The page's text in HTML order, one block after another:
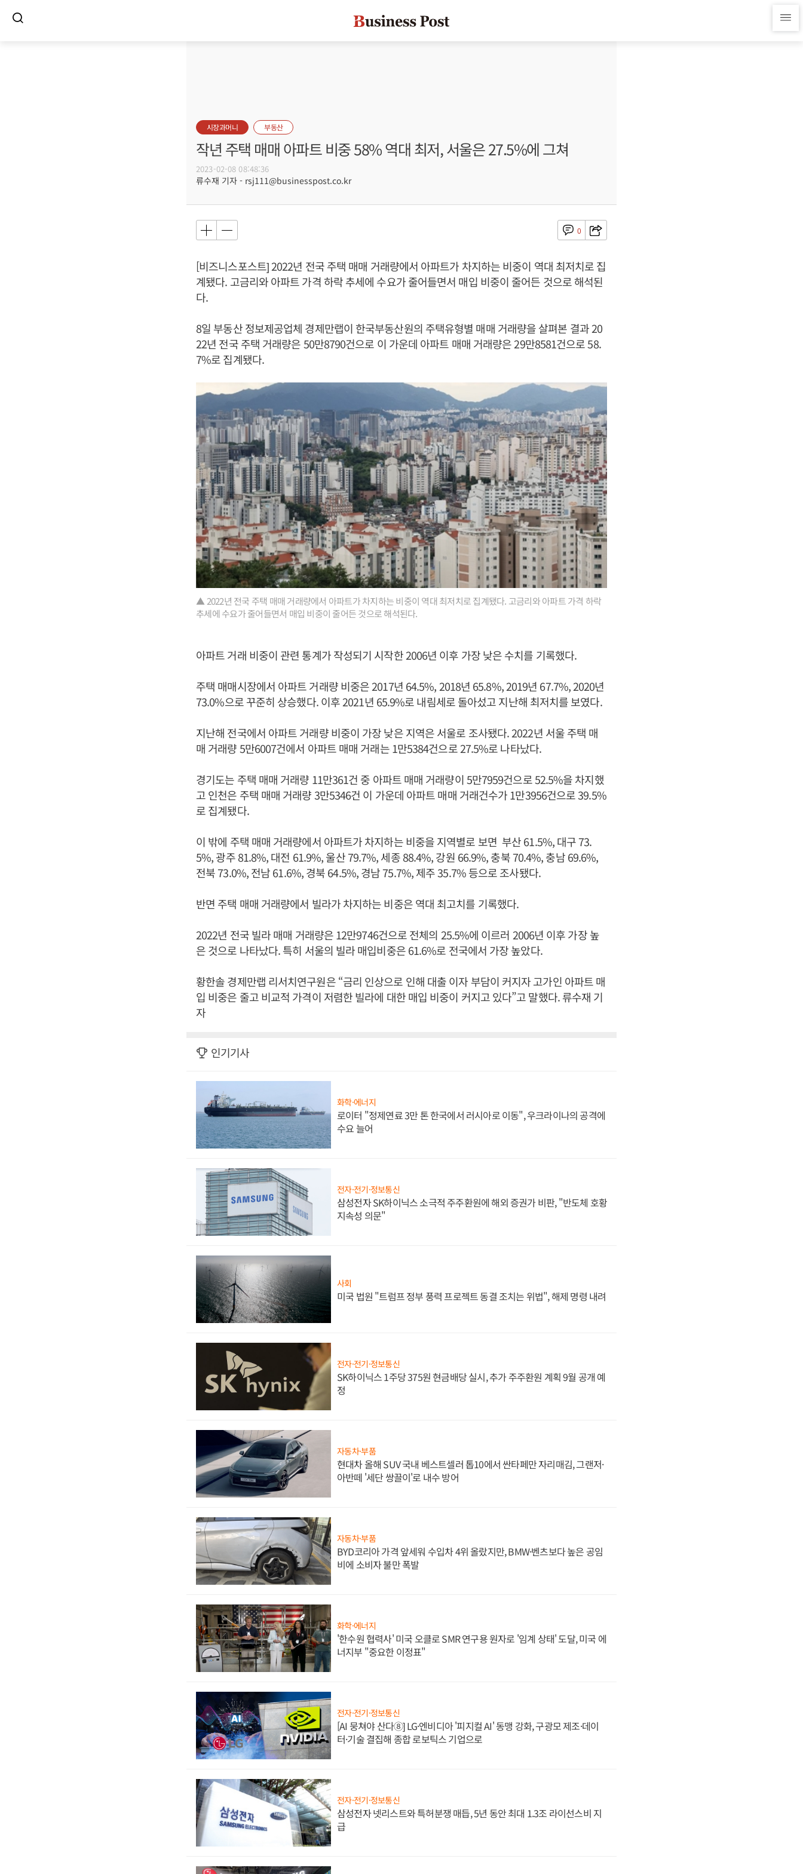
시장과머니 부동산
작년 주택 매매 아파트 비중 58% 역대 최저, 서울은 27.5%에 그쳐
2023-02-08 08:48:36
류수재 기자 - rsj111@businesspost.co.kr
0
[비즈니스포스트] 2022년 전국 주택 매매 거래량에서 아파트가 차지하는 비중이 역대 최저치로 집
계됐다. 고금리와 아파트 가격 하락 추세에 수요가 줄어들면서 매입 비중이 줄어든 것으로 해석된
다.
8일 부동산 정보제공업체 경제만랩이 한국부동산원의 주택유형별 매매 거래량을 살펴본 결과 20
22년 전국 주택 거래량은 50만8790건으로 이 가운데 아파트 매매 거래량은 29만8581건으로 58.
7%로 집계됐다.
▲ 2022년 전국 주택 매매 거래량에서 아파트가 차지하는 비중이 역대 최저치로 집계됐다. 고금리와 아파트 가격 하락
추세에 수요가 줄어들면서 매입 비중이 줄어든 것으로 해석된다.
아파트 거래 비중이 관련 통계가 작성되기 시작한 2006년 이후 가장 낮은 수치를 기록했다.
주택 매매시장에서 아파트 거래량 비중은 2017년 64.5%, 2018년 65.8%, 2019년 67.7%, 2020년
73.0%으로 꾸준히 상승했다. 이후 2021년 65.9%로 내림세로 돌아섰고 지난해 최저치를 보였다.
지난해 전국에서 아파트 거래량 비중이 가장 낮은 지역은 서울로 조사됐다. 2022년 서울 주택 매
매 거래량 5만6007건에서 아파트 매매 거래는 1만5384건으로 27.5%로 나타났다.
경기도는 주택 매매 거래량 11만361건 중 아파트 매매 거래량이 5만7959건으로 52.5%을 차지했
고 인천은 주택 매매 거래량 3만5346건 이 가운데 아파트 매매 거래건수가 1만3956건으로 39.5%
로 집계됐다.
이 밖에 주택 매매 거래량에서 아파트가 차지하는 비중을 지역별로 보면 부산 61.5%, 대구 73.
5%, 광주 81.8%, 대전 61.9%, 울산 79.7%, 세종 88.4%, 강원 66.9%, 충북 70.4%, 충남 69.6%,
전북 73.0%, 전남 61.6%, 경북 64.5%, 경남 75.7%, 제주 35.7% 등으로 조사됐다.
반면 주택 매매 거래량에서 빌라가 차지하는 비중은 역대 최고치를 기록했다.
2022년 전국 빌라 매매 거래량은 12만9746건으로 전체의 25.5%에 이르러 2006년 이후 가장 높
은 것으로 나타났다. 특히 서울의 빌라 매입비중은 61.6%로 전국에서 가장 높았다.
황한솔 경제만랩 리서치연구원은 “금리 인상으로 인해 대출 이자 부담이 커지자 고가인 아파트 매
입 비중은 줄고 비교적 가격이 저렴한 빌라에 대한 매입 비중이 커지고 있다”고 말했다. 류수재 기
자
인기기사
화학·에너지
로이터 "정제연료 3만 톤 한국에서 러시아로 이동", 우크라이나의 공격에
수요 늘어
전자·전기·정보통신
삼성전자 SK하이닉스 소극적 주주환원에 해외 증권가 비판, "반도체 호황
지속성 의문"
사회
미국 법원 "트럼프 정부 풍력 프로젝트 동결 조치는 위법", 해제 명령 내려
전자·전기·정보통신
SK하이닉스 1주당 375원 현금배당 실시, 추가 주주환원 계획 9월 공개 예
정
자동차·부품
현대차 올해 SUV 국내 베스트셀러 톱10에서 싼타페만 자리매김, 그랜저·
아반떼 '세단 쌍끌이'로 내수 방어
자동차·부품
BYD코리아 가격 앞세워 수입차 4위 올랐지만, BMW·벤츠보다 높은 공임
비에 소비자 불만 폭발
화학·에너지
'한수원 협력사' 미국 오클로 SMR 연구용 원자로 '임계 상태' 도달, 미국 에
너지부 "중요한 이정표"
전자·전기·정보통신
[AI 뭉쳐야 산다⑧] LG·엔비디아 '피지컬 AI' 동맹 강화, 구광모 제조·데이
터·기술 결집해 종합 로보틱스 기업으로
전자·전기·정보통신
삼성전자 넷리스트와 특허분쟁 매듭, 5년 동안 최대 1.3조 라이선스비 지
급